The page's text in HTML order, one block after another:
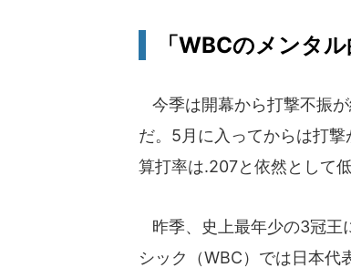
「WBCのメンタ
今季は開幕から打撃不振
だ。5月に入ってからは打
算打率は.207と依然として
昨季、史上最年少の3冠王
シック（WBC）では日本